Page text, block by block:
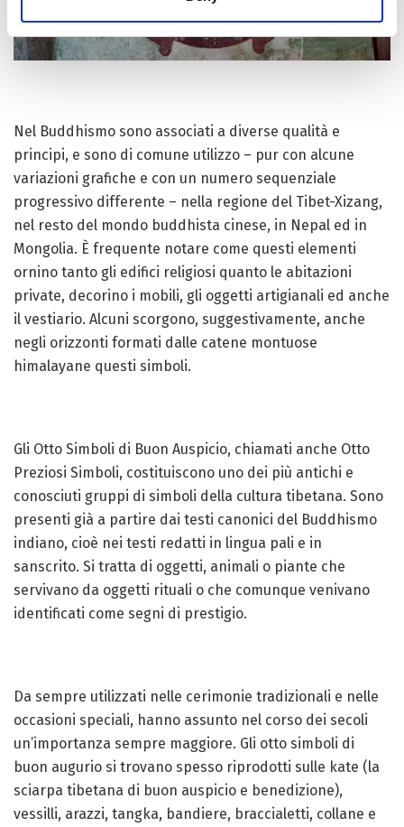
Nel Buddhismo sono associati a diverse qualità e
principi, e sono di comune utilizzo – pur con alcune
variazioni grafiche e con un numero sequenziale
progressivo differente – nella regione del Tibet-Xizang,
nel resto del mondo buddhista cinese, in Nepal ed in
Mongolia. È frequente notare come questi elementi
ornino tanto gli edifici religiosi quanto le abitazioni
private, decorino i mobili, gli oggetti artigianali ed anche
il vestiario. Alcuni scorgono, suggestivamente, anche
negli orizzonti formati dalle catene montuose
himalayane questi simboli.
Gli Otto Simboli di Buon Auspicio, chiamati anche Otto
Preziosi Simboli, costituiscono uno dei più antichi e
conosciuti gruppi di simboli della cultura tibetana. Sono
presenti già a partire dai testi canonici del Buddhismo
indiano, cioè nei testi redatti in lingua pali e in
sanscrito. Si tratta di oggetti, animali o piante che
servivano da oggetti rituali o che comunque venivano
identificati come segni di prestigio.
Da sempre utilizzati nelle cerimonie tradizionali e nelle
occasioni speciali, hanno assunto nel corso dei secoli
un’importanza sempre maggiore. Gli otto simboli di
buon augurio si trovano spesso riprodotti sulle kate (la
sciarpa tibetana di buon auspicio e benedizione),
vessilli, arazzi, tangka, bandiere, braccialetti, collane e